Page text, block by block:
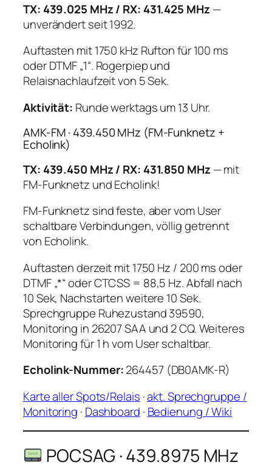
TX: 439.025 MHz / RX: 431.425 MHz —
unverändert seit 1992.
Auftasten mit 1750 kHz Rufton für 100 ms
oder DTMF „1“. Rogerpiep und
Relaisnachlaufzeit von 5 Sek.
Aktivität: Runde werktags um 13 Uhr.
AMK-FM · 439.450 MHz (FM-Funknetz +
Echolink)
TX: 439.450 MHz / RX: 431.850 MHz — mit
FM-Funknetz und Echolink!
FM-Funknetz sind feste, aber vom User
schaltbare Verbindungen, völlig getrennt
von Echolink.
Auftasten derzeit mit 1750 Hz / 200 ms oder
DTMF „*“ oder CTCSS = 88,5 Hz. Abfall nach
10 Sek, Nachstarten weitere 10 Sek.
Sprechgruppe Ruhezustand 39590,
Monitoring in 26207 SAA und 2 CQ. Weiteres
Monitoring für 1 h vom User schaltbar.
Echolink-Nummer:264457 (DB0AMK-R)
Karte aller Spots/Relais ·akt. Sprechgruppe /
Monitoring · Dashboard · Bedienung / Wiki
POCSAG · 439.8975 MHz